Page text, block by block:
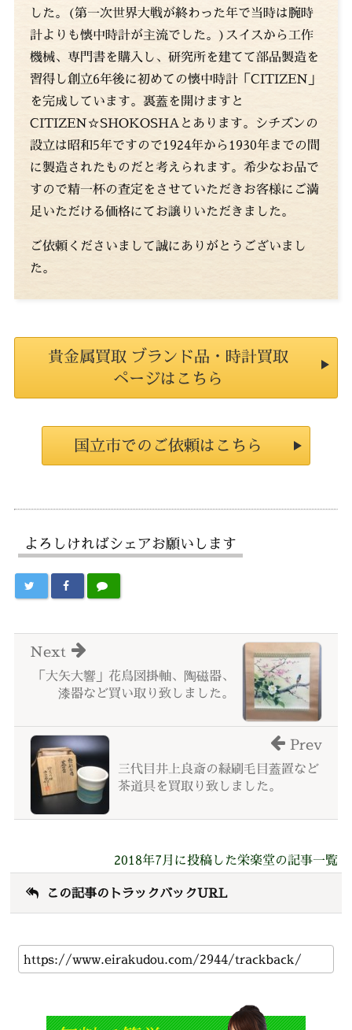
した。(第一次世界大戦が終わった年で当時は腕時
計よりも懐中時計が主流でした。)スイスから工作
機械、専門書を購入し、研究所を建てて部品製造を
習得し創立6年後に初めての懐中時計「CITIZEN」
を完成しています。裏蓋を開けますと
CITIZEN☆SHOKOSHAとあります。シチズンの
設立は昭和5年ですので1924年から1930年までの間
に製造されたものだと考えられます。希少なお品で
すので精一杯の査定をさせていただきお客様にご満
足いただける価格にてお譲りいただきました。
ご依頼くださいまして誠にありがとうございまし
た。
貴金属買取 ブランド品・時計買取
ページはこちら
国立市でのご依頼はこちら
よろしければシェアお願いします
「大矢大響」花鳥図掛軸、陶磁器、
漆器など買い取り致しました。
Next
三代目井上良斎の緑刷毛目蓋置など
茶道具を買取り致しました。
Prev
2018年7月に投稿した栄楽堂の記事一覧
この記事のトラックバックURL